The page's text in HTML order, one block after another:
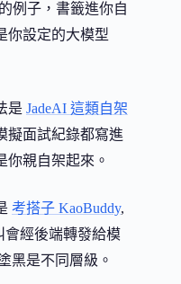
例子，書籤進你自
你設定的大模型
是 JadeAI 這類自架
擬面試紀錄都寫進
你親自架起來。
考搭子 KaoBuddy,
會經後端轉發給模
黑是不同層級。